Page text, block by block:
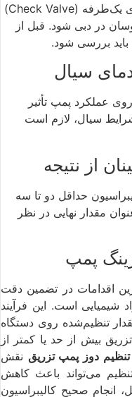
خرابی یا عملکرد نامناسب شیرهای یک‌طرفه (Check Valve)
در دبی شود. قبل از
بررسی شود.
سیال
عملکرد پمپ تأثیر
سیال، لازم است
از نتیجه
حداقل دو تا سه
مقدار نهایی در نظر
پمپ
اقدامات در تضمین دقت
است. این فرآیند
تنظیم‌شده روی دستگاه
بیش از حد یا کمتر از
دوز پمپ تزریق نقش
می‌تواند باعث کاهش
صحیح کالیبراسیون